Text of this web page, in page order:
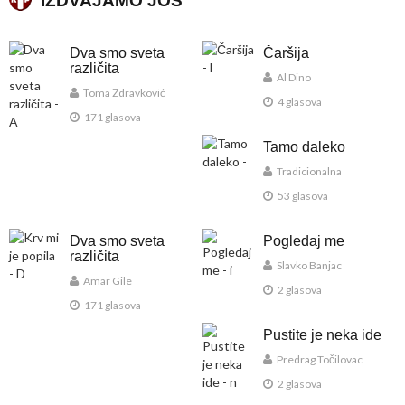
Dva smo sveta
različita
Toma Zdravković
171 glasova
Čaršija
Al Dino
4 glasova
Tamo daleko
Tradicionalna
53 glasova
Dva smo sveta
različita
Amar Gile
171 glasova
Pogledaj me
Slavko Banjac
2 glasova
Pustite je neka ide
Predrag Točilovac
2 glasova